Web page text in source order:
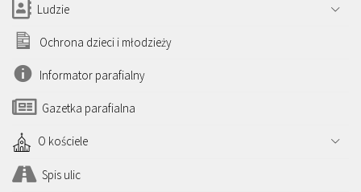
Ludzie
Ochrona dzieci i młodzieży
Informator parafialny
Gazetka parafialna
O kościele
Spis ulic